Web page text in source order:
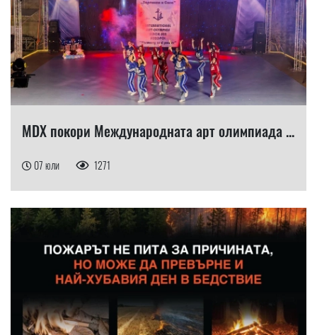
MDX покори Международната арт олимпиада ...
07 юли 1271